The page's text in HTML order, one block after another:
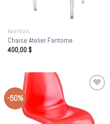
FAUTEUIL
Chaise Atelier Fantome
400,00 $
-50%